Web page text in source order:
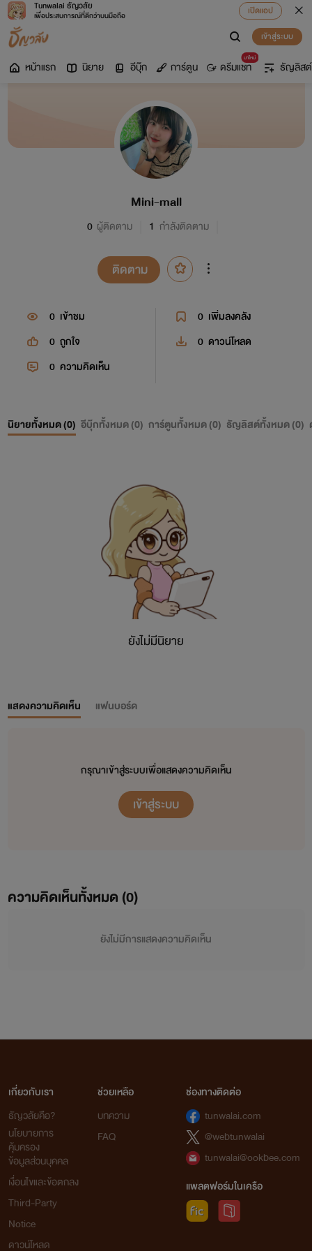
Tunwalai ธัญวลัย
เพื่อประสบการณ์ที่ดีกว่าบนมือถือ
เปิดแอป
เข้าสู่ระบบ
หน้าแรก นิยาย อีบุ๊ก การ์ตูน
มาใหม่
ดรีมแชท ธัญลิสต์
Mini-mall
0 ผู้ติดตาม 1 กำลังติดตาม
ติดตาม
0 เข้าชม 0 เพิ่มลงคลัง
0 ถูกใจ 0 ดาวน์โหลด
0 ความคิดเห็น
นิยายทั้งหมด (0) อีบุ๊กทั้งหมด (0) การ์ตูนทั้งหมด (0) ธัญลิสต์ทั้งหมด (0)
ยังไม่มีนิยาย
แสดงความคิดเห็น แฟนบอร์ด
กรุณาเข้าสู่ระบบเพื่อแสดงความคิดเห็น
เข้าสู่ระบบ
ความคิดเห็นทั้งหมด (0)
ยังไม่มีการแสดงความคิดเห็น
เกี่ยวกับเรา
ธัญวลัยคือ?
นโยบายการ
คุ้มครอง
ข้อมูลส่วนบุคคล
เงื่อนไขและข้อตกลง
Third-Party
Notice
ดาวน์โหลด
ช่วยเหลือ
บทความ
FAQ
ช่องทางติดต่อ
tunwalai.com
@webtunwalai
tunwalai@ookbee.com
แพลตฟอร์มในเครือ